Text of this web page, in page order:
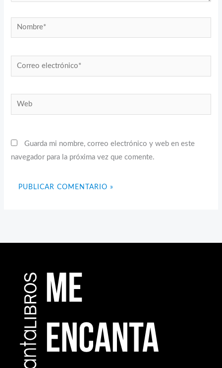
Nombre*
Correo
electrónico*
Web
Guarda mi nombre, correo electrónico y web en este
navegador para la próxima vez que comente.